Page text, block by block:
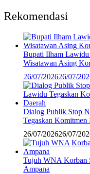
Rekomendasi
Bupati Ilham Lawidu
Wisatawan Asing
26/07/202626/07/
Dialog Publik Stop
Tegaskan Komitmen
26/07/202626/07/
Tujuh WNA Korban
Ampana